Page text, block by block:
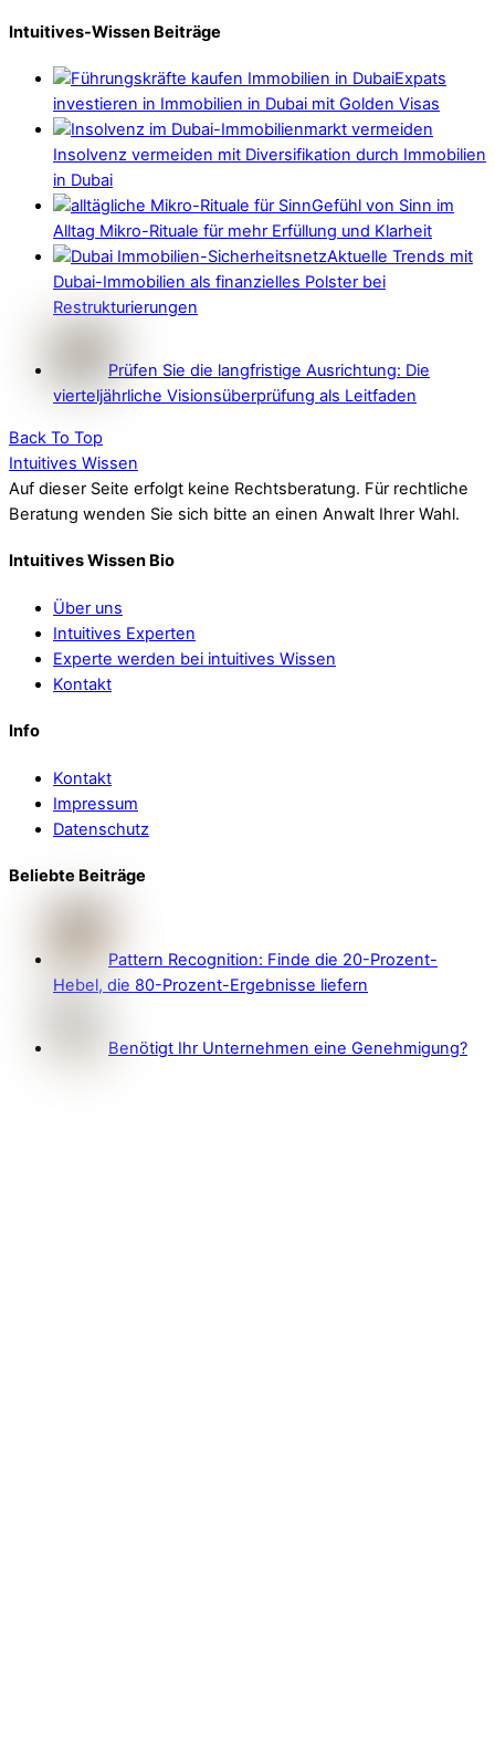
Intuitives-Wissen Beiträge
Expats
investieren in Immobilien in Dubai mit Golden Visas
Insolvenz vermeiden mit Diversifikation durch Immobilien
in Dubai
Gefühl von Sinn im
Alltag Mikro-Rituale für mehr Erfüllung und Klarheit
Aktuelle Trends mit
Dubai-Immobilien als finanzielles Polster bei
Restrukturierungen
Prüfen Sie die langfristige Ausrichtung: Die
vierteljährliche Visionsüberprüfung als Leitfaden
Back To Top
Intuitives Wissen
Auf dieser Seite erfolgt keine Rechtsberatung. Für rechtliche
Beratung wenden Sie sich bitte an einen Anwalt Ihrer Wahl.
Intuitives Wissen Bio
Über uns
Intuitives Experten
Experte werden bei intuitives Wissen
Kontakt
Info
Kontakt
Impressum
Datenschutz
Beliebte Beiträge
Pattern Recognition: Finde die 20-Prozent-
Hebel, die 80-Prozent-Ergebnisse liefern
Benötigt Ihr Unternehmen eine Genehmigung?